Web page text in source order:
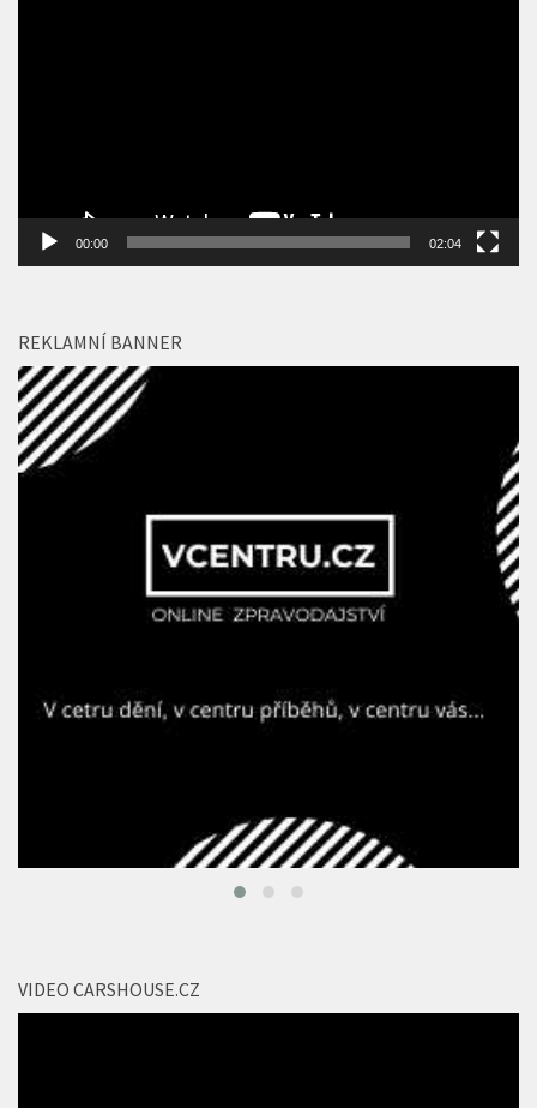
00:00 02:04
REKLAMNÍ BANNER
VIDEO CARSHOUSE.CZ